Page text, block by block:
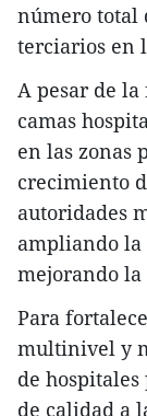
número total
terciarios en
A pesar de
camas
en las zonas
crecimiento
autoridades
ampliando la
mejorando la
Para
multinivel y
de
de calidad a